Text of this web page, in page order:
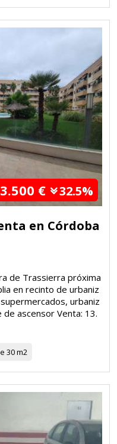
€ 32.5%
en Córdoba
de Trassierra próxima
en recinto de urbaniz
urbaniz
ascensor Venta: 13.
30 m2